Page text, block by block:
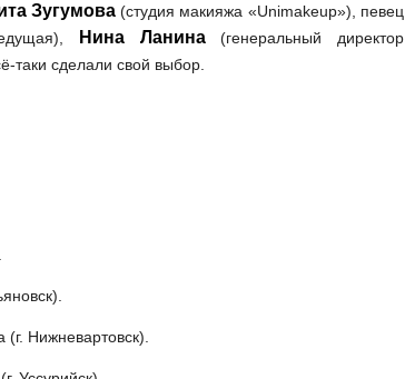
Зугумова(студия макияжа «Unimakeup»), певец
Нина Ланина(генеральный директор
таки сделали свой выбор.
Нижневартовск).